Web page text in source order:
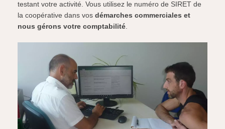
testant votre activité. Vous utilisez le numéro de SIRET de
la coopérative dans vos démarches commerciales et
nous gérons votre comptabilité.